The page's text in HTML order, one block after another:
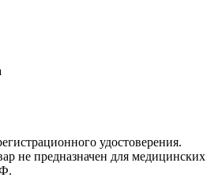
удостоверения.
не предназначен для медицинских